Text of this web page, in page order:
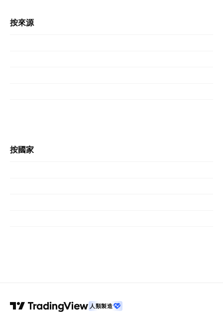
按來源
按國家
人類製造